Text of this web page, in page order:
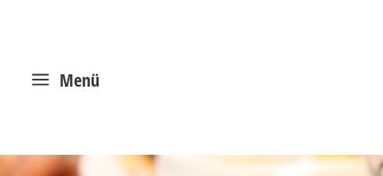
a Menü